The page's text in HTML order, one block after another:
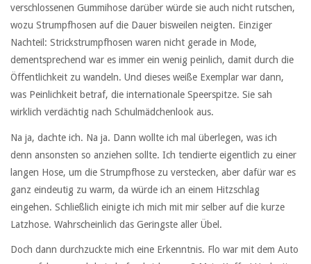
verschlossenen Gummihose darüber würde sie auch nicht rutschen,
wozu Strumpfhosen auf die Dauer bisweilen neigten. Einziger
Nachteil: Strickstrumpfhosen waren nicht gerade in Mode,
dementsprechend war es immer ein wenig peinlich, damit durch die
Öffentlichkeit zu wandeln. Und dieses weiße Exemplar war dann,
was Peinlichkeit betraf, die internationale Speerspitze. Sie sah
wirklich verdächtig nach Schulmädchenlook aus.
Na ja, dachte ich. Na ja. Dann wollte ich mal überlegen, was ich
denn ansonsten so anziehen sollte. Ich tendierte eigentlich zu einer
langen Hose, um die Strumpfhose zu verstecken, aber dafür war es
ganz eindeutig zu warm, da würde ich an einem Hitzschlag
eingehen. Schließlich einigte ich mich mit mir selber auf die kurze
Latzhose. Wahrscheinlich das Geringste aller Übel.
Doch dann durchzuckte mich eine Erkenntnis. Flo war mit dem Auto